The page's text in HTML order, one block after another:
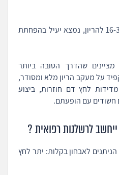
טיפול באספירין בין שבועות 16-36 להריון, נמצא יעיל בהפחתת
שהדרך הטובה ביותר
על מעקב הריון מלא ומסודר,
לחץ דם חוזרות, ביצוע
חשודים עם הופעתם.
לרשלנות רפואית ?
הניתנים לאבחון בקלות: יתר לחץ